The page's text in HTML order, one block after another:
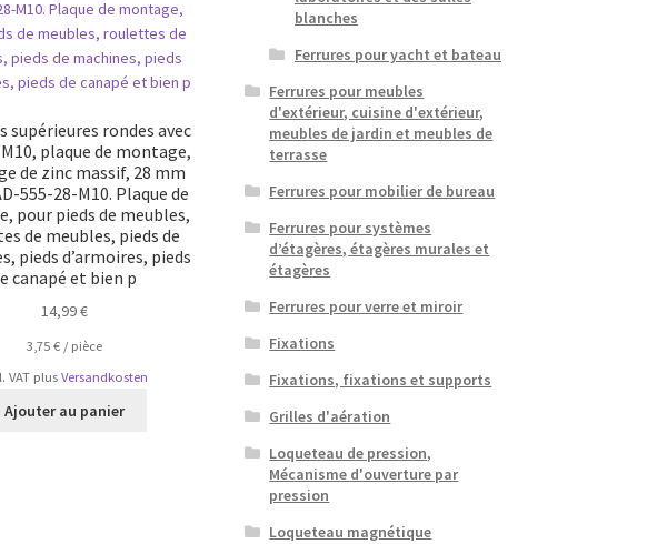
supérieures rondes avec
plaque de montage,
de zinc massif, 28 mm
555-28-M10. Plaque de
pour pieds de meubles,
de meubles, pieds de
pieds d’armoires, pieds
canapé et bien p
14,99€
3,75 €/ pièce
VAT plus Versandkosten
Ajouter au panier
blanches
Ferrures pour yacht et bateau
Ferrures pour meubles
d'extérieur, cuisine d'extérieur,
meubles de jardin et meubles de
terrasse
Ferrures pour mobilier de bureau
Ferrures pour systèmes
d’étagères, étagères murales et
étagères
Ferrures pour verre et miroir
Fixations
Fixations, fixations et supports
Grilles d'aération
Loqueteau de pression,
Mécanisme d'ouverture par
pression
Loqueteau magnétique